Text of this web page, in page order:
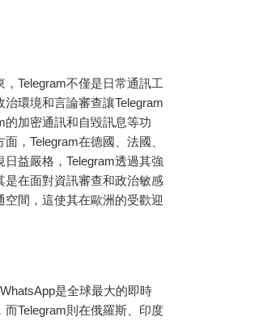
Telegram不僅是日常通訊工
環境和言論審查讓Telegram
的加密通訊和自毀訊息等功
，Telegram在德國、法國、
益嚴格，Telegram透過其強
是在面對資訊審查和政治敏感
間，這使其在歐洲的受歡迎
是全球最大的即時
Telegram則在俄羅斯、印度